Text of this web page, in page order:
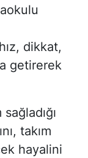
dikkat,
getirerek
takım
hayalini